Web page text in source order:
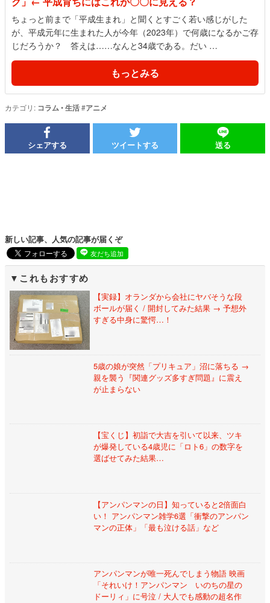
ちょっと前まで「平成生まれ」と聞くとすごく若い感じがした
が、平成元年に生まれた人が今年（2023年）で何歳になるかご存
じだろうか？ 答えは……なんと34歳である。だい …
もっとみる
カテゴリ: コラム •生活#アニメ
シェアする ツイートする 送る
新しい記事、人気の記事が届くぞ
友だち追加
これもおすすめ
【実録】オランダから会社にヤバそうな段
ボールが届く / 開封してみた結果 → 予想外
すぎる中身に驚愕…！
5歳の娘が突然「プリキュア」沼に落ちる →
親を襲う『関連グッズ多すぎ問題』に震え
が止まらない
【宝くじ】初詣で大吉を引いて以来、ツキ
が爆発している4歳児に「ロト6」の数字を
選ばせてみた結果…
【アンパンマンの日】知っていると2倍面白
い！ アンパンマン雑学6選「衝撃のアンパン
マンの正体」「最も泣ける話」など
アンパンマンが唯一死んでしまう物語 映画
「それいけ！アンパンマン いのちの星の
ドーリィ」に号泣 / 大人でも感動の超名作